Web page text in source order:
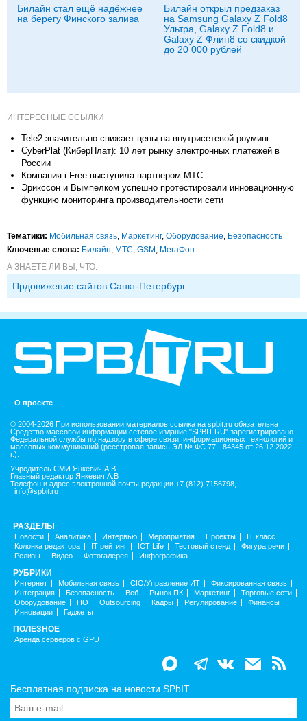
Билайн стал ещё надёжнее
на берегу Финского залива
Билайн открыл предзаказ
на Samsung Galaxy Z Fold8
Ультра, Galaxy Z Fold8 и
Galaxy Z Флип8 со скидкой
до 20 000 рублей
ИНТЕРЕСНЫЕ ССЫЛКИ
Tele2 значительно снижает цены на внутрисетевой роуминг
CyberPlat (КиберПлат): 10 лет рынку электронных платежей в
России
Компания i-Free выступила партнером МТС
Эрикссон и Вымпелком успешно протестировали инновационную
функцию мониторинга производительности сети
Тематики: Мобильная связь Маркетинг, Оборудование Безопасность
Ключевые слова: Билайн МТС GSM МегаФон
А ЗНАЕТЕ ЛИ ВЫ, ЧТО:
Прдовижение сайтов Санкт-Петербург
О проекте
© 2004-2026 При использовании материалов ссылка на spbit.ru обязательна
Средство массовой информации сетевое издание "SPBIT.RU" зарегистрировано
Федеральной службы по надзору в сфере связи, информационных технологий и
массовых коммуникаций (реестровая запись ЭЛ № ФС 77 - 84345 от 26.12.2022
г.).
Учредитель СМИ Янкевич А.В
Главный редактор Янкевич А.В
Телефон и адрес электронной почты редакции +7 (812) 7156798,
info@spbit.ru
РАЗДЕЛЫ
Новости Аналитика Интервью Мероприятия Проекты
IT класс
Колонка редактора
IT рейтинг ICT Life Тестовый стенд
Фигура речи
Релизы
Видео Фотогалерея Инфографика
РУБРИКИ
Интернет Мобильная связь CIO/Управление ИТ
Фиксированная связь
Интеграция
Безопасность Веб Рынок ПК Маркетинг
Торговые сети
Оборудование
ПО Outsourcing Кадры Регулирование
Финансы
Инновации
Гаджеты
ПОЛЕЗНОЕ
Аренда серверов с GPU
Бесплатная подписка на новости SPbIT